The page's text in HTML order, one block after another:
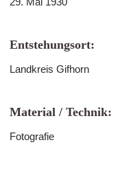
Entstehungsort:
Landkreis Gifhorn
Material / Technik:
Fotografie